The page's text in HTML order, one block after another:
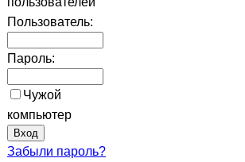
Пользователь:
Пароль:
Чужой
компьютер
Забыли пароль?